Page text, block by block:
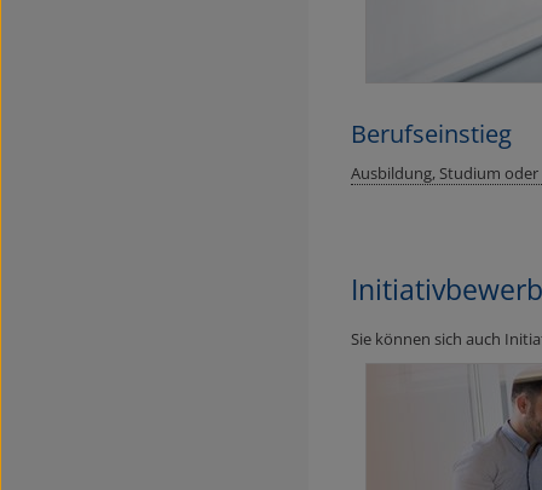
Berufseinstieg
Ausbildung, Studium
Sie können sich auch